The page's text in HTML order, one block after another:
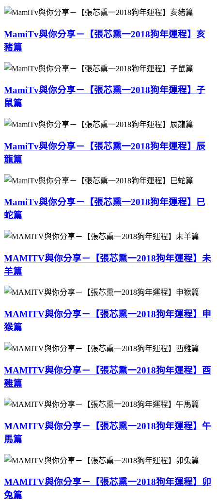
MamiTv與你分享－【張芯熏一2018狗年運程】亥
豬篇
MamiTv與你分享－【張芯熏一2018狗年運程】子
鼠篇
MamiTv與你分享－【張芯熏一2018狗年運程】辰
龍篇
MamiTv與你分享－【張芯熏一2018狗年運程】巳
蛇篇
MAMITV與你分享－【張芯熏一2018狗年運程】未
羊篇
MAMITV與你分享－【張芯熏一2018狗年運程】申
猴篇
MAMITV與你分享－【張芯熏一2018狗年運程】酉
雞篇
MAMITV與你分享－【張芯熏一2018狗年運程】午
馬篇
MAMITV與你分享－【張芯熏一2018狗年運程】卯
兔篇